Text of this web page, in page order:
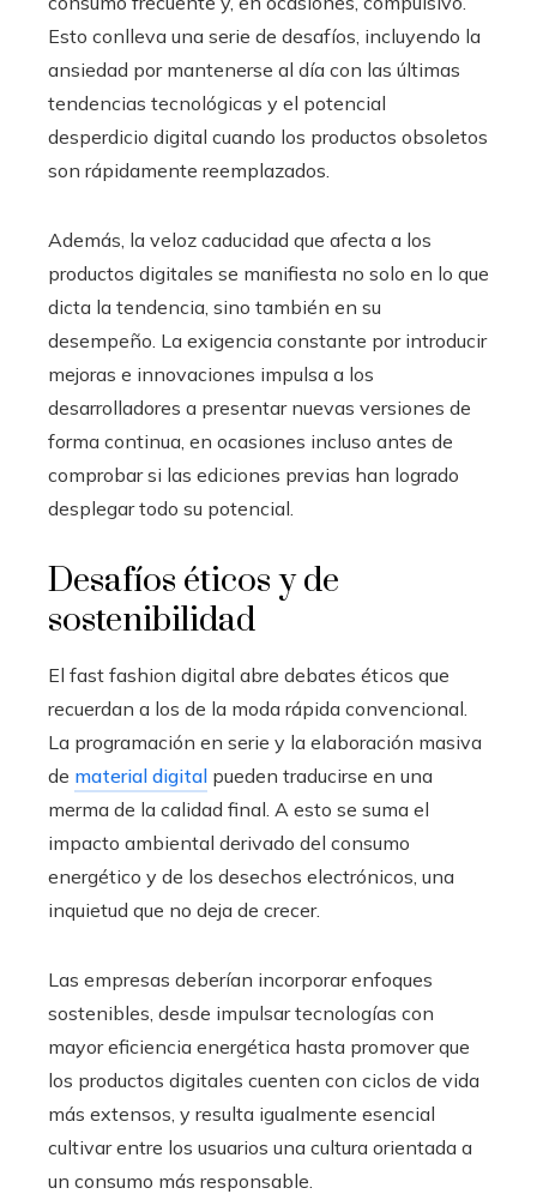
Esto conlleva una serie de desafíos, incluyendo la
ansiedad por mantenerse al día con las últimas
tendencias tecnológicas y el potencial
desperdicio digital cuando los productos obsoletos
son rápidamente reemplazados.
Además, la veloz caducidad que afecta a los
productos digitales se manifiesta no solo en lo que
dicta la tendencia, sino también en su
desempeño. La exigencia constante por introducir
mejoras e innovaciones impulsa a los
desarrolladores a presentar nuevas versiones de
forma continua, en ocasiones incluso antes de
comprobar si las ediciones previas han logrado
desplegar todo su potencial.
Desafíos éticos y de
sostenibilidad
El fast fashion digital abre debates éticos que
recuerdan a los de la moda rápida convencional.
La programación en serie y la elaboración masiva
de material digital pueden traducirse en una
merma de la calidad final. A esto se suma el
impacto ambiental derivado del consumo
energético y de los desechos electrónicos, una
inquietud que no deja de crecer.
Las empresas deberían incorporar enfoques
sostenibles, desde impulsar tecnologías con
mayor eficiencia energética hasta promover que
los productos digitales cuenten con ciclos de vida
más extensos, y resulta igualmente esencial
cultivar entre los usuarios una cultura orientada a
un consumo más responsable.